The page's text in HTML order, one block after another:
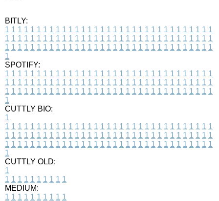
BITLY:
1 1 1 1 1 1 1 1 1 1 1 1 1 1 1 1 1 1 1 1 1 1 1 1 1 1 1 1 1 1 1 1 1
1 1 1 1 1 1 1 1 1 1 1 1 1 1 1 1 1 1 1 1 1 1 1 1 1 1 1 1 1 1 1 1 1
1 1 1 1 1 1 1 1 1 1 1 1 1 1 1 1 1 1 1 1 1 1 1 1 1 1 1 1 1 1 1 1 1
1
SPOTIFY:
1 1 1 1 1 1 1 1 1 1 1 1 1 1 1 1 1 1 1 1 1 1 1 1 1 1 1 1 1 1 1 1 1
1 1 1 1 1 1 1 1 1 1 1 1 1 1 1 1 1 1 1 1 1 1 1 1 1 1 1 1 1 1 1 1 1
1 1 1 1 1 1 1 1 1 1 1 1 1 1 1 1 1 1 1 1 1 1 1 1 1 1 1 1 1 1 1 1 1
1
CUTTLY BIO:
1
1 1 1 1 1 1 1 1 1 1 1 1 1 1 1 1 1 1 1 1 1 1 1 1 1 1 1 1 1 1 1 1 1
1 1 1 1 1 1 1 1 1 1 1 1 1 1 1 1 1 1 1 1 1 1 1 1 1 1 1 1 1 1 1 1 1
1 1 1 1 1 1 1 1 1 1 1 1 1 1 1 1 1 1 1 1 1 1 1 1 1 1 1 1 1 1 1 1 1
1
CUTTLY OLD:
1
1 1 1 1 1 1 1 1 1 1
MEDIUM:
1 1 1 1 1 1 1 1 1 1